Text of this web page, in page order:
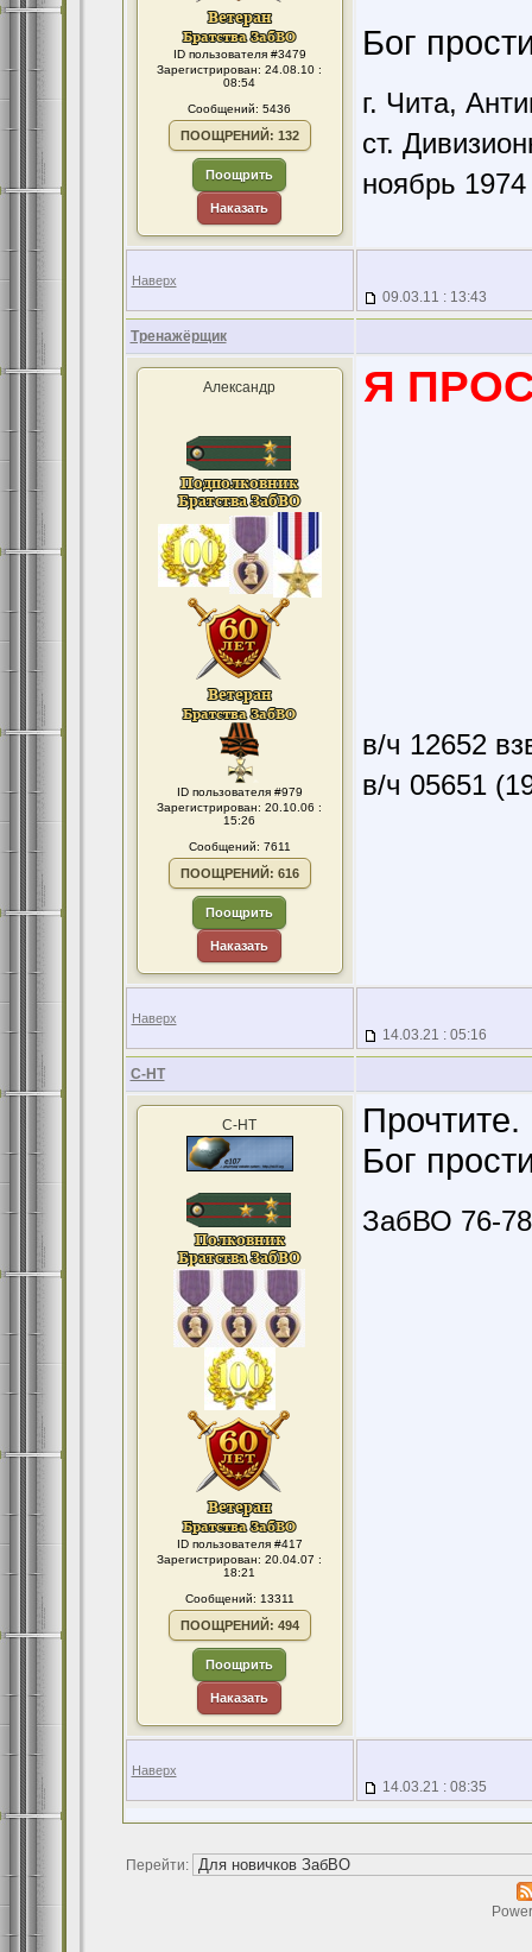
ID пользователя #3479
Зарегистрирован: 24.08.10 :
08:54
Сообщений: 5436
ПООЩРЕНИЙ: 132
Поощрить
Наказать
Бог
г. Чита,
ст.
ноябрь
Наверх
09.03.11 : 13:43
Тренажёрщик
Александр
ID пользователя #979
Зарегистрирован: 20.10.06 :
15:26
Сообщений: 7611
ПООЩРЕНИЙ: 616
Поощрить
Наказать
Я
в/ч 12652
в/ч 05651
Наверх
14.03.21 : 05:16
С-НТ
С-НТ
ID пользователя #417
Зарегистрирован: 20.04.07 :
18:21
Сообщений: 13311
ПООЩРЕНИЙ: 494
Поощрить
Наказать
Прочтите.
Бог
ЗабВО 76-78
Наверх
14.03.21 : 08:35
Перейти: